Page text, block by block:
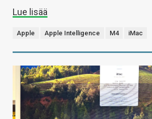
Lue lisää
Apple Apple Intelligence M4 iMac